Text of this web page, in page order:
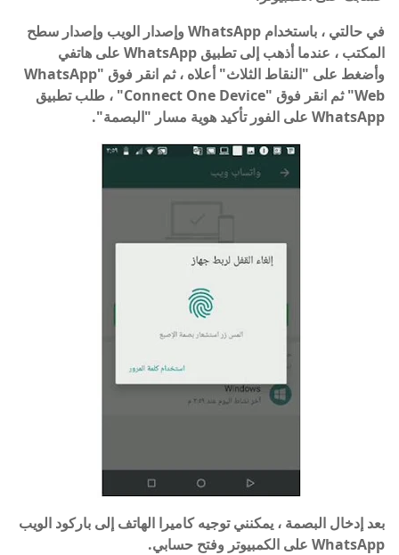
في حالتي ، باستخدام WhatsApp وإصدار الويب وإصدار سطح
المكتب ، عندما أذهب إلى تطبيق WhatsApp على هاتفي
وأضغط على "النقاط الثلاث" أعلاه ، ثم انقر فوق "WhatsApp
Web" ثم انقر فوق "Connect One Device" ، طلب تطبيق
WhatsApp على الفور تأكيد هوية مسار "البصمة".
بعد إدخال البصمة ، يمكنني توجيه كاميرا الهاتف إلى باركود الويب
WhatsApp على الكمبيوتر وفتح حسابي.